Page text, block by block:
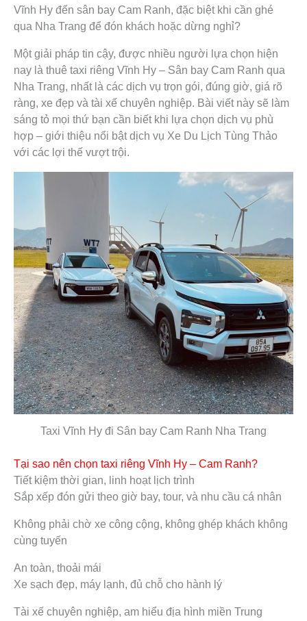
Vĩnh Hy đến sân bay Cam Ranh, đặc biệt khi cần ghé
qua Nha Trang để đón khách hoặc dừng nghỉ?
Một giải pháp tin cậy, được nhiều người lựa chọn hiện
nay là thuê taxi riêng Vĩnh Hy – Sân bay Cam Ranh qua
Nha Trang, nhất là các dịch vụ trọn gói, đúng giờ, giá rõ
ràng, xe đẹp và tài xế chuyên nghiệp. Bài viết này sẽ làm
sáng tỏ mọi thứ bạn cần biết khi lựa chọn dịch vụ phù
hợp – giới thiệu nổi bật dịch vụ Xe Du Lịch Tùng Thảo
với các lợi thế vượt trội.
Taxi Vĩnh Hy đi Sân bay Cam Ranh Nha Trang
Tại sao nên chọn taxi riêng Vĩnh Hy – Cam Ranh?
Tiết kiệm thời gian, linh hoạt lịch trình
Sắp xếp đón gửi theo giờ bay, tour, và nhu cầu cá nhân
Không phải chờ xe công cộng, không ghép khách không
cùng tuyến
An toàn, thoải mái
Xe sạch đẹp, máy lạnh, đủ chỗ cho hành lý
Tài xế chuyên nghiệp, am hiểu địa hình miền Trung